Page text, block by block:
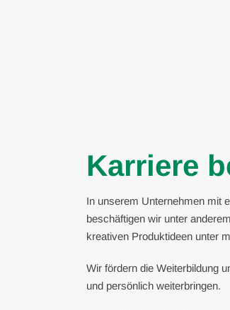
Karriere
In unserem Unternehmen mit
beschäftigen wir unter
kreativen Produktideen unter
Wir fördern die Weiterbildung
und persönlich weiterbringen.